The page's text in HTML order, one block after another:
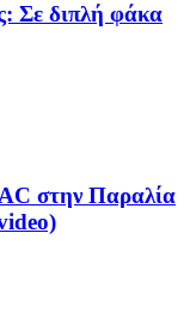
Σε διπλή φάκα
στην Παραλία